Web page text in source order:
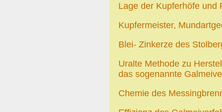
Lage der Kupferhöfe und
Kupfermeister,
Blei- Zinkerze des
Uralte Methode zu
das sogenannte
Chemie des